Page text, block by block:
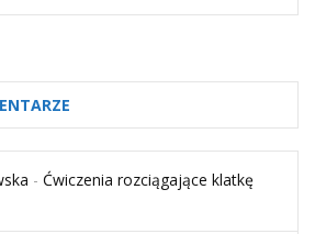
- Ćwiczenia rozciągające klatkę